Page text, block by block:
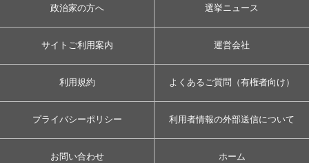
政治家の方へ 選挙ニュース
サイトご利用案内 運営会社
利用規約 よくあるご質問（有権者向け）
プライバシーポリシー 利用者情報の外部送信について
お問い合わせ ホーム